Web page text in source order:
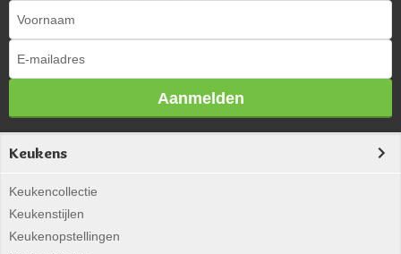
Aanmelden
Keukens
Keukencollectie
Keukenstijlen
Keukenopstellingen